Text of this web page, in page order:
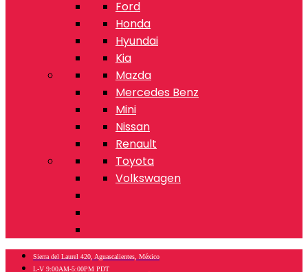
Ford
Honda
Hyundai
Kia
Mazda
Mercedes Benz
Mini
Nissan
Renault
Toyota
Volkswagen
Sierra del Laurel 420, Aguascalientes, México
L-V 9:00AM-5:00PM PDT